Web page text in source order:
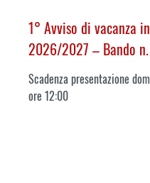
1° Avviso di vacanza
2026/2027 – Bando
Scadenza presentazione
ore 12:00